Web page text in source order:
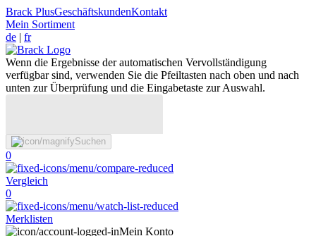
Brack PlusGeschäftskundenKontakt
Mein Sortiment
de | fr
Wenn die Ergebnisse der automatischen Vervollständigung
verfügbar sind, verwenden Sie die Pfeiltasten nach oben und nach
unten zur Überprüfung und die Eingabetaste zur Auswahl.
Suchen
0
Vergleich
0
Merklisten
Mein Konto